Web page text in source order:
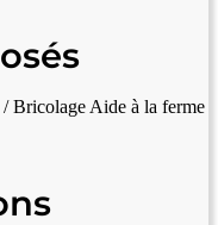
/ Bricolage Aide à la ferme